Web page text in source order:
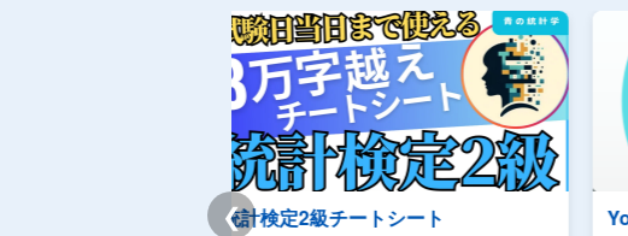
❮ Youtube|聞き流しデータサイエンス